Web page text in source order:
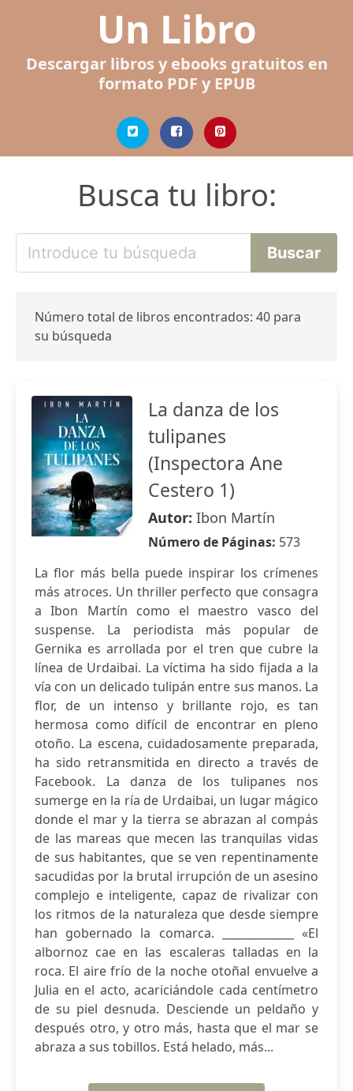
Un Libro
Descargar libros y ebooks gratuitos en
formato PDF y EPUB
Busca tu libro:
Número total de libros encontrados: 40 para
su búsqueda
La danza de los
tulipanes
(Inspectora Ane
Cestero 1)
Autor: Ibon Martín
Número de Páginas: 573
La flor más bella puede inspirar los crímenes
más atroces. Un thriller perfecto que consagra
a Ibon Martín como el maestro vasco del
suspense. La periodista más popular de
Gernika es arrollada por el tren que cubre la
línea de Urdaibai. La víctima ha sido fijada a la
vía con un delicado tulipán entre sus manos. La
flor, de un intenso y brillante rojo, es tan
hermosa como difícil de encontrar en pleno
otoño. La escena, cuidadosamente preparada,
ha sido retransmitida en directo a través de
Facebook. La danza de los tulipanes nos
sumerge en la ría de Urdaibai, un lugar mágico
donde el mar y la tierra se abrazan al compás
de las mareas que mecen las tranquilas vidas
de sus habitantes, que se ven repentinamente
sacudidas por la brutal irrupción de un asesino
complejo e inteligente, capaz de rivalizar con
los ritmos de la naturaleza que desde siempre
han gobernado la comarca. _____________ «El
albornoz cae en las escaleras talladas en la
roca. El aire frío de la noche otoñal envuelve a
Julia en el acto, acariciándole cada centímetro
de su piel desnuda. Desciende un peldaño y
después otro, y otro más, hasta que el mar se
abraza a sus tobillos. Está helado, más...